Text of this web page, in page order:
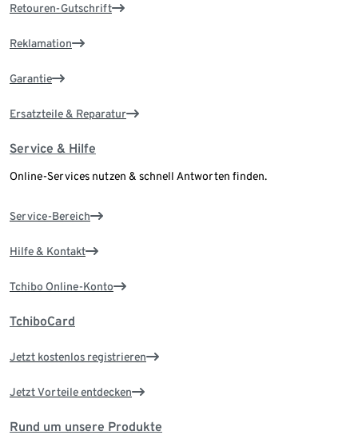
Retouren-Gutschrift
Reklamation
Garantie
Ersatzteile & Reparatur
Service & Hilfe
Online-Services nutzen & schnell Antworten finden.
Service-Bereich
Hilfe & Kontakt
Tchibo Online-Konto
TchiboCard
Jetzt kostenlos registrieren
Jetzt Vorteile entdecken
Rund um unsere Produkte